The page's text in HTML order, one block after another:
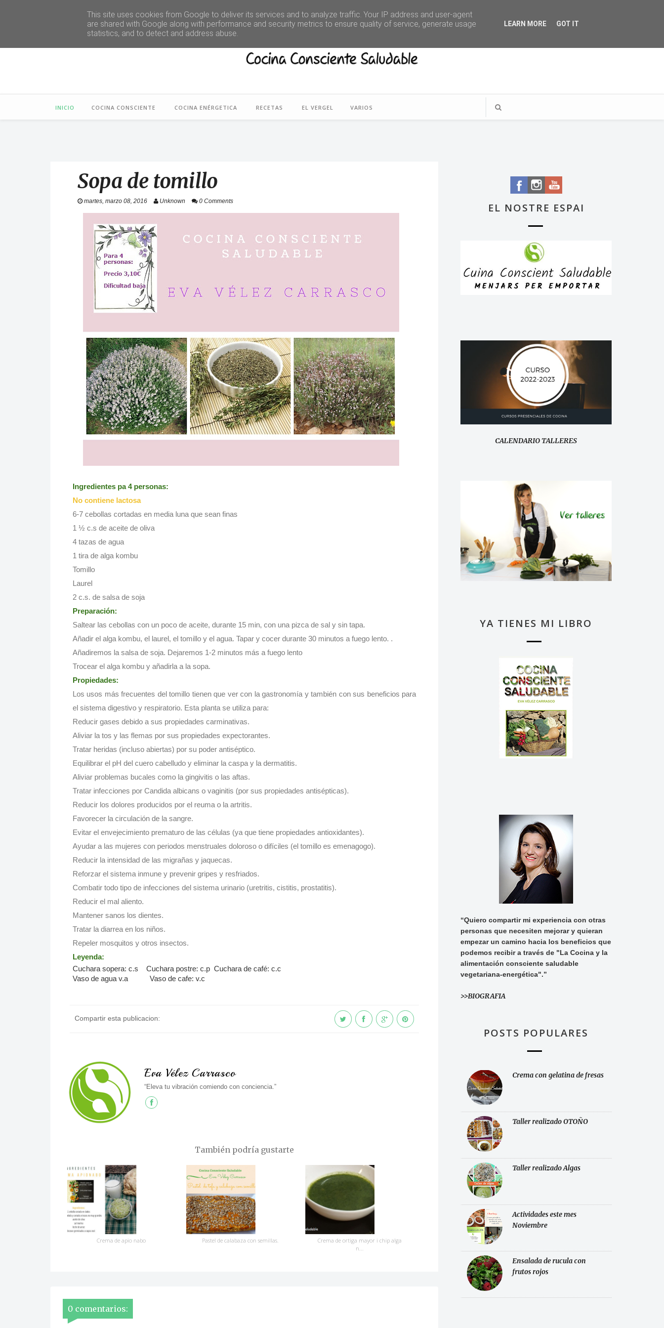
INICIO COCINA CONSCIENTE COCINA ENÉRGETICA RECETAS EL VERGEL VARIOS
Sopa de tomillo
martes, marzo 08, 2016 Unknown 0 Comments
Ingredientes pa 4 personas:
No contiene lactosa
6-7 cebollas cortadas en media luna que sean finas
1 ½ c.s de aceite de oliva
4 tazas de agua
1 tira de alga kombu
Tomillo
Laurel
2 c.s. de salsa de soja
Preparación:
Saltear las cebollas con un poco de aceite, durante 15 min, con una pizca de sal y sin tapa.
Añadir el alga kombu, el laurel, el tomillo y el agua. Tapar y cocer durante 30 minutos a fuego lento. .
Añadiremos la salsa de soja. Dejaremos 1-2 minutos más a fuego lento
Trocear el alga kombu y añadirla a la sopa.
Propiedades:
Los usos más frecuentes del tomillo tienen que ver con la gastronomía y también con sus beneficios para
el sistema digestivo y respiratorio. Esta planta se utiliza para:
Reducir gases debido a sus propiedades carminativas.
Aliviar la tos y las flemas por sus propiedades expectorantes.
Tratar heridas (incluso abiertas) por su poder antiséptico.
Equilibrar el pH del cuero cabelludo y eliminar la caspa y la dermatitis.
Aliviar problemas bucales como la gingivitis o las aftas.
Tratar infecciones por Candida albicans o vaginitis (por sus propiedades antisépticas).
Reducir los dolores producidos por el reuma o la artritis.
Favorecer la circulación de la sangre.
Evitar el envejecimiento prematuro de las células (ya que tiene propiedades antioxidantes).
Ayudar a las mujeres con periodos menstruales doloroso o difíciles (el tomillo es emenagogo).
Reducir la intensidad de las migrañas y jaquecas.
Reforzar el sistema inmune y prevenir gripes y resfriados.
Combatir todo tipo de infecciones del sistema urinario (uretritis, cistitis, prostatitis).
Reducir el mal aliento.
Mantener sanos los dientes.
Tratar la diarrea en los niños.
Repeler mosquitos y otros insectos.
Leyenda:
Cuchara sopera: c.s Cuchara postre: c.p Cuchara de café: c.c
Vaso de agua v.a Vaso de cafe: v.c
Compartir esta publicacion:
Eva Vélez Carrasco
“Eleva tu vibración comiendo con conciencia.”
También podría gustarte
Crema de apio nabo Pastel de calabaza con semillas.
Crema de ortiga mayor i chip alga
n...
0 comentarios:
EL NOSTRE ESPAI
CALENDARIO TALLERES
YA TIENES MI LIBRO
“Quiero compartir mi experiencia con otras
personas que necesiten mejorar y quieran
empezar un camino hacia los beneficios que
podemos recibir a través de "La Cocina y la
alimentación consciente saludable
vegetariana-energética".”
>>BIOGRAFIA
POSTS POPULARES
Crema con gelatina de fresas
Taller realizado OTOÑO
Taller realizado Algas
Actividades este mes
Noviembre
Ensalada de rucula con
frutos rojos
This site uses cookies from Google to deliver its services and to analyze traffic. Your IP address and user-agent
are shared with Google along with performance and security metrics to ensure quality of service, generate usage
statistics, and to detect and address abuse.
LEARN MORE GOT IT